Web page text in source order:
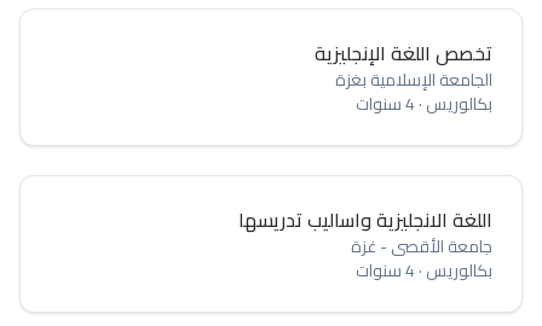
تخصص اللغة الإنجليزية
الجامعة الإسلامية بغزة
بكالوريس·4 سنوات
اللغة الانجليزية واساليب تدريسها
جامعة الأقصى - غزة
بكالوريس·4 سنوات